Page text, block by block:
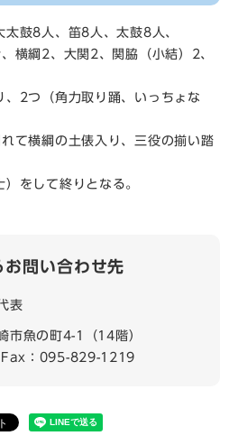
鼓8人、笛8人、太鼓8人、
横綱2、大関2、関脇（小結）2、
、2つ（角力取り踊、いっちょな
て横綱の土俵入り、三役の揃い踏
をして終りとなる。
お問い合わせ先
表
市魚の町4-1（14階）
Fax：095-829-1219